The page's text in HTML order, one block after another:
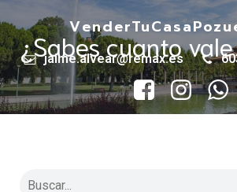
jaime.alvear@remax.es
¿Sabes cuanto